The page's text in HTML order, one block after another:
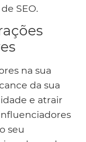
SEO.
na sua
da sua
e atrair
seu